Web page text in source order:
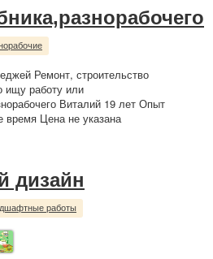
Ремонт, строительство
ищу работу или
Виталий 19 лет Опыт
время Цена не указана
дизайн
работы